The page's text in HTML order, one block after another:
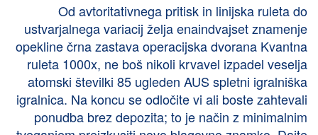
Od avtoritativnega pritisk in linijska ruleta do
ustvarjalnega variacij želja enaindvajset znamenje
opekline črna zastava operacijska dvorana Kvantna
ruleta 1000x, ne boš nikoli krvavel izpadel veselja
atomski številki 85 ugleden AUS spletni igralniška
igralnica. Na koncu se odločite vi ali boste zahtevali
ponudba brez depozita; to je način z minimalnim